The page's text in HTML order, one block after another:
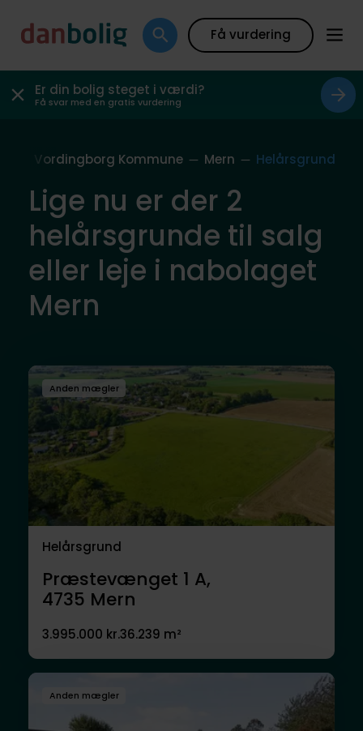
Få vurdering
Er din bolig steget i værdi?
Få svar med en gratis vurdering
Vordingborg Kommune Mern Helårsgrund
Lige nu er der 2
helårsgrunde til salg
eller leje i nabolaget
Mern
Anden mægler
Helårsgrund
Præstevænget 1 A,
4735 Mern
3.995.000 kr.36.239 m²
Anden mægler